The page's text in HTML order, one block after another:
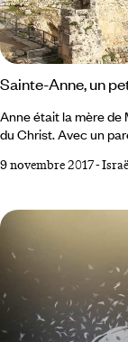
Sainte-Anne, un
Anne était la mère de
du Christ. Avec un
acoustique est telle
tour de l’église
9 novembre 2017-